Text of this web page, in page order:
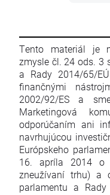
Tento materiál je
zmysle čl. 24 ods. 3
a Rady 2014/65/
finančnými
2002/92/ES a
Marketingová
odporúčaním ani
navrhujúcou
Európskeho
16. apríla 2014 o
zneužívaní trhu) a
parlamentu a